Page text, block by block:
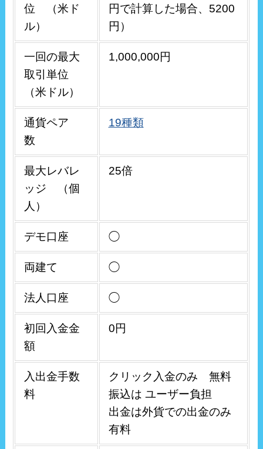
位 （米ド
ル）
円で計算した場合、5200
円）
一回の最大
取引単位
（米ドル）
1,000,000円
通貨ペア
数
19種類
最大レバレ
ッジ （個
人）
25倍
デモ口座 ◯
両建て ◯
法人口座 ◯
初回入金金
額
0円
入出金手数
料
クリック入金のみ 無料
振込は ユーザー負担
出金は外貨での出金のみ
有料